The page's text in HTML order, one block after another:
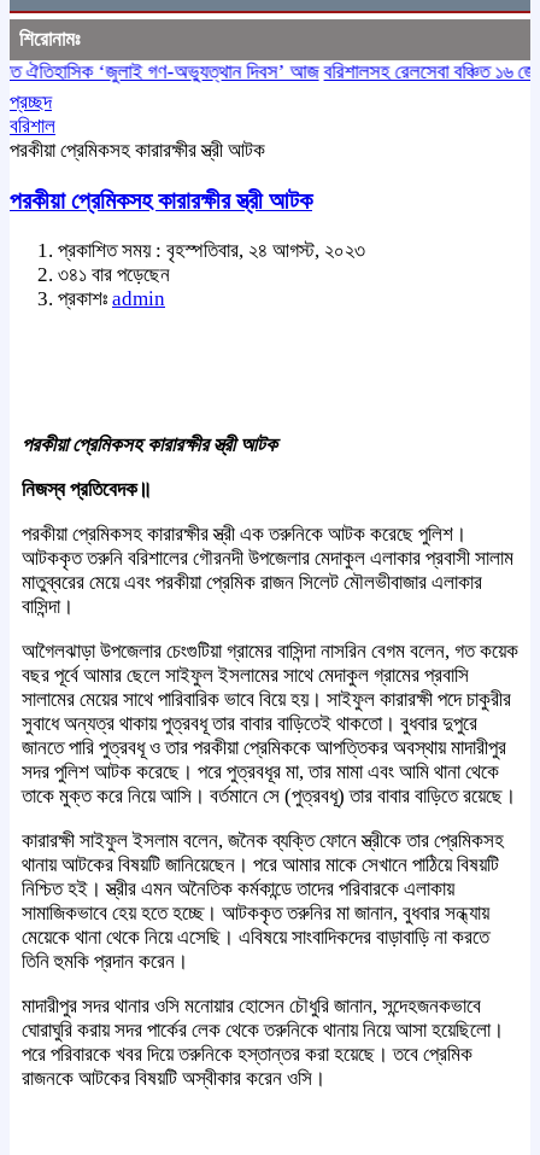
শিরোনামঃ
‌‘জুলাই গণ-অভ্যুত্থান দিবস’ আজ বরিশালসহ রেলসেবা বঞ্চিত ১৬
প্রচ্ছদ
বরিশাল
পরকীয়া প্রেমিকসহ কারারক্ষীর স্ত্রী আটক
পরকীয়া প্রেমিকসহ কারারক্ষীর স্ত্রী আটক
প্রকাশিত সময় : বৃহস্পতিবার, ২৪ আগস্ট, ২০২৩
৩৪১ বার পড়েছেন
প্রকাশঃ admin
পরকীয়া প্রেমিকসহ কারারক্ষীর স্ত্রী আটক
নিজস্ব প্রতিবেদক॥
পরকীয়া প্রেমিকসহ কারারক্ষীর স্ত্রী এক তরুনিকে আটক করেছে পুলিশ।
আটককৃত তরুনি বরিশালের গৌরনদী উপজেলার মেদাকুল এলাকার প্রবাসী সালাম
মাতুব্বরের মেয়ে এবং পরকীয়া প্রেমিক রাজন সিলেট মৌলভীবাজার এলাকার
বাসিন্দা।
আগৈলঝাড়া উপজেলার চেংগুটিয়া গ্রামের বাসিন্দা নাসরিন বেগম বলেন, গত কয়েক
বছর পূর্বে আমার ছেলে সাইফুল ইসলামের সাথে মেদাকুল গ্রামের প্রবাসি
সালামের মেয়ের সাথে পারিবারিক ভাবে বিয়ে হয়। সাইফুল কারারক্ষী পদে চাকুরীর
সুবাধে অন্যত্র থাকায় পুত্রবধূ তার বাবার বাড়িতেই থাকতো। বুধবার দুপুরে
জানতে পারি পুত্রবধূ ও তার পরকীয়া প্রেমিককে আপত্তিকর অবস্থায় মাদারীপুর
সদর পুলিশ আটক করেছে। পরে পুত্রবধূর মা, তার মামা এবং আমি থানা থেকে
তাকে মুক্ত করে নিয়ে আসি। বর্তমানে সে (পুত্রবধূ) তার বাবার বাড়িতে রয়েছে।
কারারক্ষী সাইফুল ইসলাম বলেন, জনৈক ব্যক্তি ফোনে স্ত্রীকে তার প্রেমিকসহ
থানায় আটকের বিষয়টি জানিয়েছেন। পরে আমার মাকে সেখানে পাঠিয়ে বিষয়টি
নিশ্চিত হই। স্ত্রীর এমন অনৈতিক কর্মকান্ডে তাদের পরিবারকে এলাকায়
সামাজিকভাবে হেয় হতে হচ্ছে। আটককৃত তরুনির মা জানান, বুধবার সন্ধ্যায়
মেয়েকে থানা থেকে নিয়ে এসেছি। এবিষয়ে সাংবাদিকদের বাড়াবাড়ি না করতে
তিনি হুমকি প্রদান করেন।
মাদারীপুর সদর থানার ওসি মনোয়ার হোসেন চৌধুরি জানান, সন্দেহজনকভাবে
ঘোরাঘুরি করায় সদর পার্কের লেক থেকে তরুনিকে থানায় নিয়ে আসা হয়েছিলো।
পরে পরিবারকে খবর দিয়ে তরুনিকে হস্তান্তর করা হয়েছে। তবে প্রেমিক
রাজনকে আটকের বিষয়টি অস্বীকার করেন ওসি।